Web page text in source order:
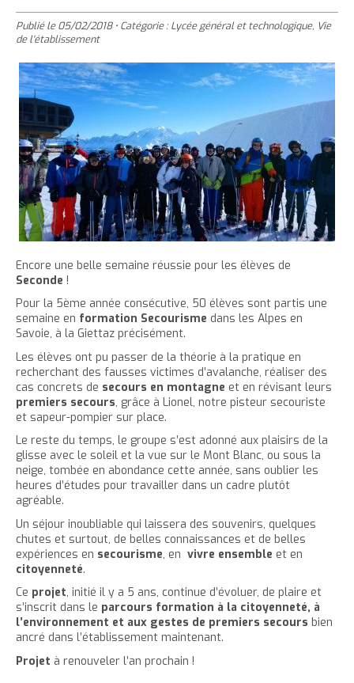
h
è
c
e
a
c
u
e
i
n
t
r
l
t
a
i
l
l
e
u
e
x
e
u
e
l
a
t
a
i
l
l
e
d
t
x
t
m
e
c
e
t
t
e
p
a
g
e
g
e
c
e
c
o
n
t
e
n
u
Publié le05/02/2018 • Catégorie :Lycée général et technologique, Vie
de l'établissement
Encore une belle semaine réussie pour les élèves de
Seconde !
Pour la 5ème année consécutive, 50 élèves sont partis une
semaine en formation Secourisme dans les Alpes en
Savoie, à la Giettaz précisément.
Les élèves ont pu passer de la théorie à la pratique en
recherchant des fausses victimes d’avalanche, réaliser des
cas concrets de secours en montagne et en révisant leurs
premiers secours, grâce à Lionel, notre pisteur secouriste
et sapeur-pompier sur place.
Le reste du temps, le groupe s’est adonné aux plaisirs de la
glisse avec le soleil et la vue sur le Mont Blanc, ou sous la
neige, tombée en abondance cette année, sans oublier les
heures d’études pour travailler dans un cadre plutôt
agréable.
Un séjour inoubliable qui laissera des souvenirs, quelques
chutes et surtout, de belles connaissances et de belles
expériences en secourisme, en vivre ensemble et en
citoyenneté.
Ce projet, initié il y a 5 ans, continue d’évoluer, de plaire et
s’inscrit dans le parcours formation à la citoyenneté, à
l’environnement et aux gestes de premiers secours bien
ancré dans l’établissement maintenant.
Projet à renouveler l’an prochain !